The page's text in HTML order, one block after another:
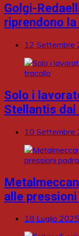
Golgi-
riprendono
12 Settembre
Solo i
Stellantis
10 Settembre
alle
18 Luglio 2025